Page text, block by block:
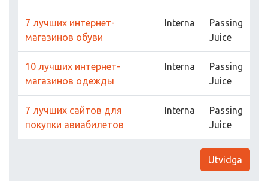
7 лучших интернет-
магазинов обуви
Interna
Passing
Juice
10 лучших интернет-
магазинов одежды
Interna
Passing
Juice
7 лучших сайтов для
покупки авиабилетов
Interna
Passing
Juice
Utvidga